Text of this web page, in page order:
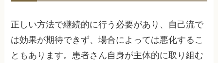
正しい方法で継続的に行う必要があり、自己流で
は効果が期待できず、場合によっては悪化するこ
ともあります。患者さん自身が主体的に取り組む